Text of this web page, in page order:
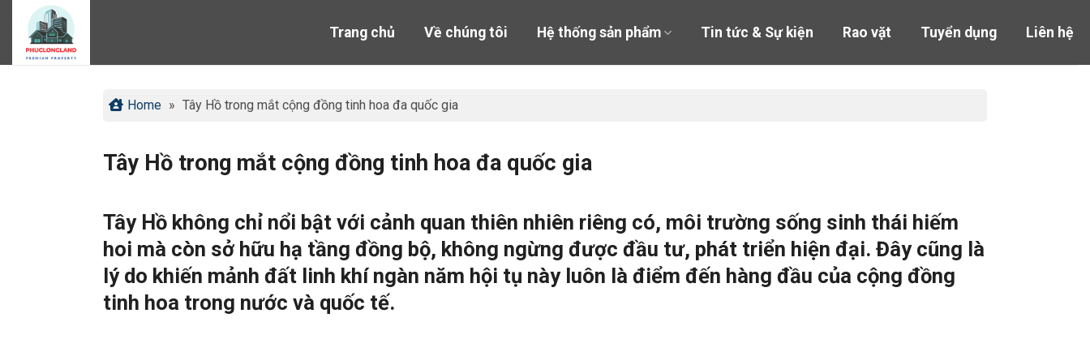
dung
Trang chủ Về chúng tôi Hệ thống sản phẩm Tin tức & Sự kiện Rao vặt Tuyển dụng Liên hệ
Home » Tây Hồ trong mắt cộng đồng tinh hoa đa quốc gia
Tây Hồ trong mắt cộng đồng tinh hoa đa quốc gia
Tây Hồ không chỉ nổi bật với cảnh quan thiên nhiên riêng có, môi trường sống sinh thái hiếm
hoi mà còn sở hữu hạ tầng đồng bộ, không ngừng được đầu tư, phát triển hiện đại. Đây cũng là
lý do khiến mảnh đất linh khí ngàn năm hội tụ này luôn là điểm đến hàng đầu của cộng đồng
tinh hoa trong nước và quốc tế.